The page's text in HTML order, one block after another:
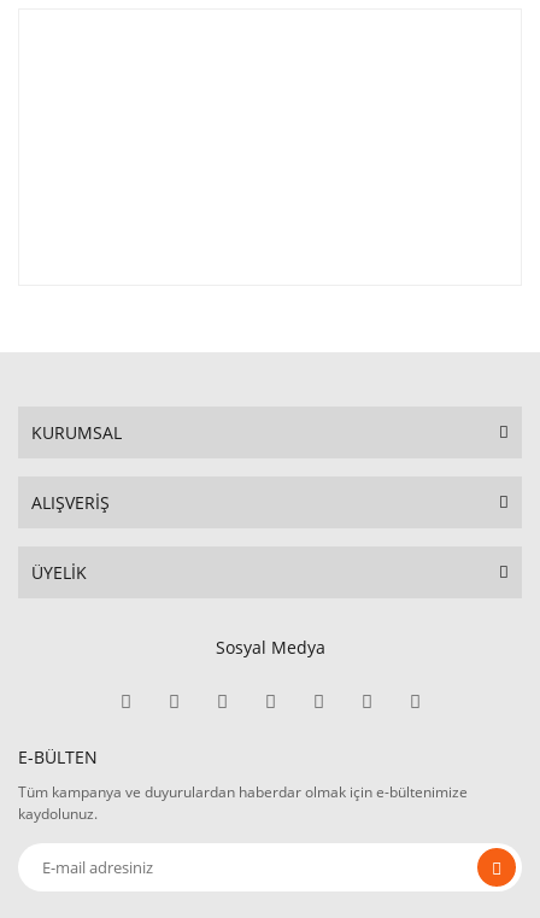
KURUMSAL
ALIŞVERİŞ
ÜYELİK
Sosyal Medya
E-BÜLTEN
Tüm kampanya ve duyurulardan haberdar olmak için e-bültenimize
kaydolunuz.